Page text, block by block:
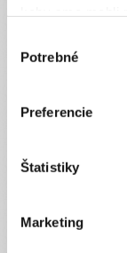
súhlasu
Potrebné
Preferencie
Štatistiky
Marketing